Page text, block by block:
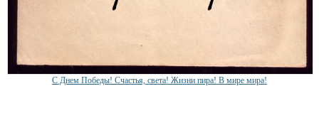
С Днем Победы! Счастья, света! Жизни пира! В мире мира!